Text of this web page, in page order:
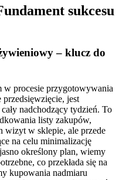
sukcesu
– klucz do
w procesie przygotowywania
przedsięwzięcie, jest
nadchodzący tydzień. To
listy zakupów,
wizyt w sklepie, ale przede
na celu minimalizację
określony plan, wiemy
co przekłada się na
kupowania nadmiaru